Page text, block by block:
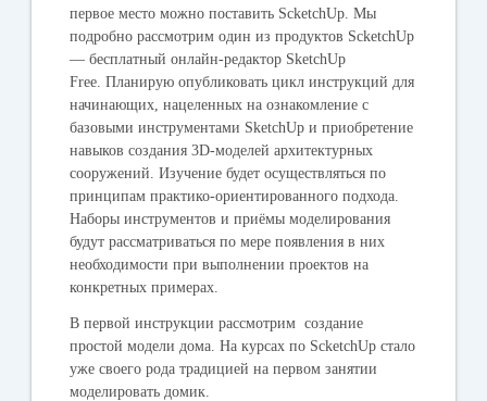
первое место можно поставить ScketchUp. Мы
подробно рассмотрим один из продуктов ScketchUp
— бесплатный онлайн-редактор SketchUp
Free. Планирую опубликовать цикл инструкций для
начинающих, нацеленных на ознакомление с
базовыми инструментами SketchUp и приобретение
навыков создания 3D-моделей архитектурных
сооружений. Изучение будет осуществляться по
принципам практико-ориентированного подхода.
Наборы инструментов и приёмы моделирования
будут рассматриваться по мере появления в них
необходимости при выполнении проектов на
конкретных примерах.
В первой инструкции рассмотрим создание
простой модели дома. На курсах по ScketchUp стало
уже своего рода традицией на первом занятии
моделировать домик.